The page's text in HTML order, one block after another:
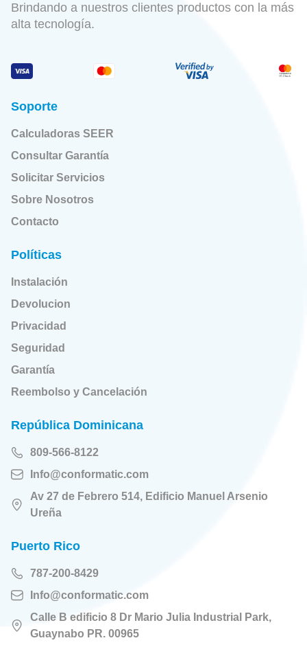
Brindando a nuestros clientes productos con la más
alta tecnología.
Soporte
Calculadoras SEER
Consultar Garantía
Solicitar Servicios
Sobre Nosotros
Contacto
Políticas
Instalación
Devolucion
Privacidad
Seguridad
Garantía
Reembolso y Cancelación
República Dominicana
809-566-8122
Info@conformatic.com
Av 27 de Febrero 514, Edificio Manuel Arsenio
Ureña
Puerto Rico
787-200-8429
Info@conformatic.com
Calle B edificio 8 Dr Mario Julia Industrial Park,
Guaynabo PR. 00965